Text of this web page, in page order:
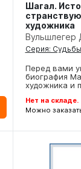
Шагал.
художника
Вульшлегер
Серия:
Перед вами
биография
художника и
Нет на складе.
Можно